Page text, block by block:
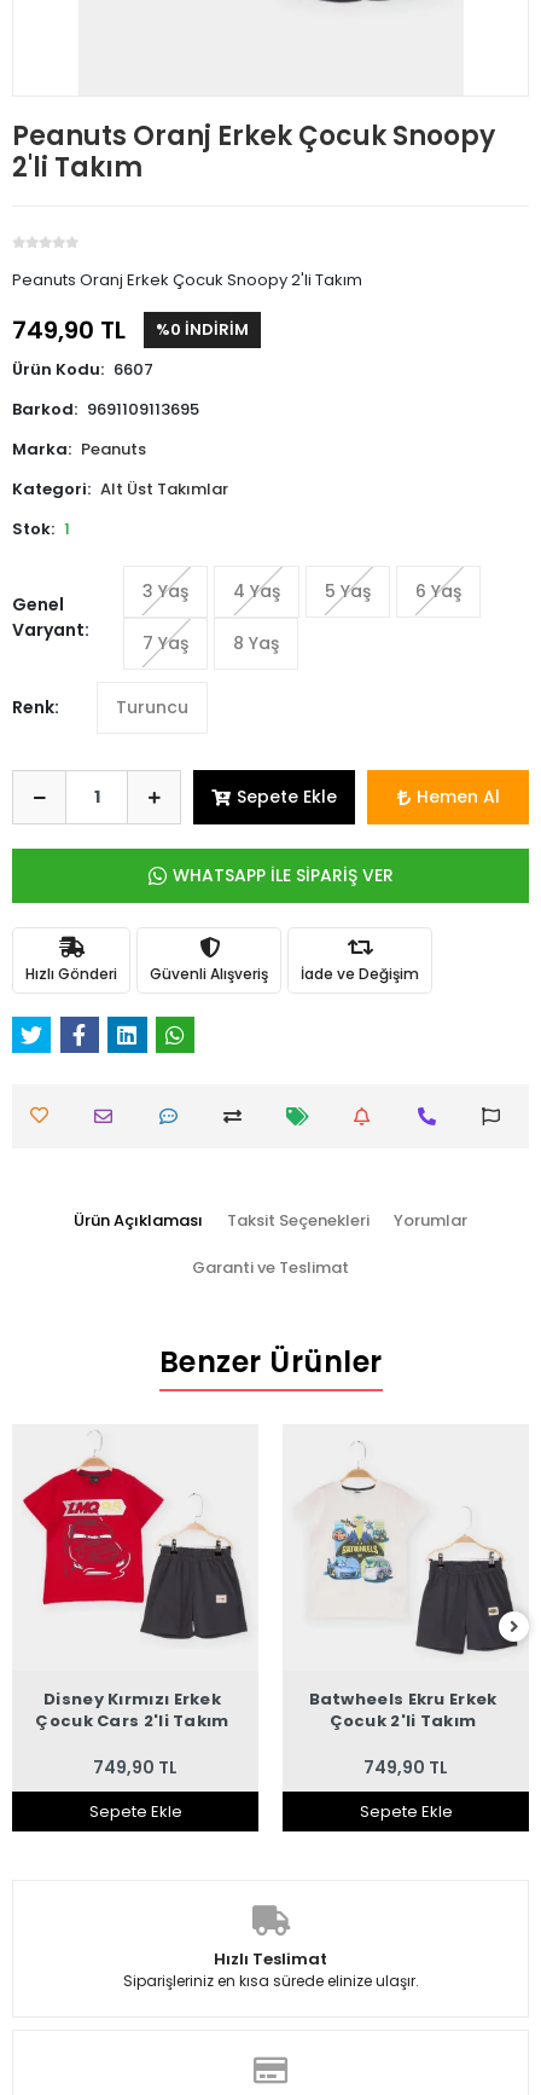
Peanuts Oranj Erkek Çocuk Snoopy
2'li Takım
Peanuts Oranj Erkek Çocuk Snoopy 2'li Takım
749,90 TL
%0 İNDİRİM
Ürün Kodu: 6607
Barkod: 9691109113695
Marka: Peanuts
Kategori: Alt Üst Takımlar
Stok: 1
Genel
Varyant:
3 Yaş 4 Yaş 5 Yaş 6 Yaş
7 Yaş 8 Yaş
Renk: Turuncu
Sepete Ekle Hemen Al
WHATSAPP İLE SİPARİŞ VER
Hızlı Gönderi Güvenli Alışveriş İade ve Değişim
Ürün Açıklaması Taksit Seçenekleri Yorumlar
Garanti ve Teslimat
Benzer Ürünler
Disney Kırmızı Erkek
Çocuk Cars 2'li Takım
749,90 TL
Sepete Ekle
Batwheels Ekru Erkek
Çocuk 2'li Takım
749,90 TL
Sepete Ekle
Hızlı Teslimat
Siparişleriniz en kısa sürede elinize ulaşır.